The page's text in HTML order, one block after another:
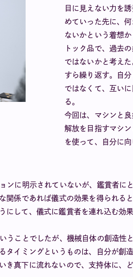
目に見えない力を
めていった先に、
ないかという着想
トック品で、過去
ではないかと考え
すら繰り返す。自
ではなくて、互い
る。
今回は、マシンと
解放を目指すマシ
を使って、自分に
ンに明示されていないが、鑑賞者に
関係であれば儀式の効果を得られる
にして、儀式に鑑賞者を連れ込む効
うことでしたが、機械自体の創造性
タイミングというものは、自分が
き真下に流れないので、支持体に、